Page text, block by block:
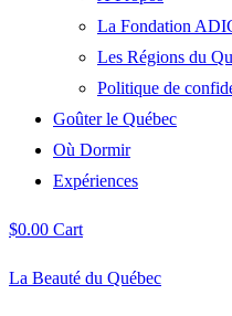
La Fondation
Les Régions du
Politique de
Goûter le Québec
Où Dormir
Expériences
$0.00 Cart
La Beauté du Québec